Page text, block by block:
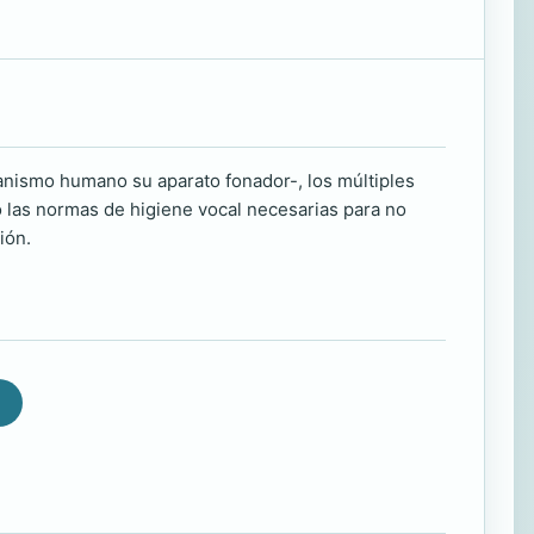
humano su aparato fonador-, los múltiples
normas de higiene vocal necesarias para no